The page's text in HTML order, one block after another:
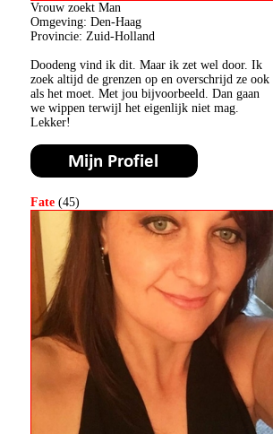
Vrouw zoekt Man
Omgeving: Den-Haag
Provincie: Zuid-Holland
Doodeng vind ik dit. Maar ik zet wel door. Ik
zoek altijd de grenzen op en overschrijd ze ook
als het moet. Met jou bijvoorbeeld. Dan gaan
we wippen terwijl het eigenlijk niet mag.
Lekker!
Fate (45)